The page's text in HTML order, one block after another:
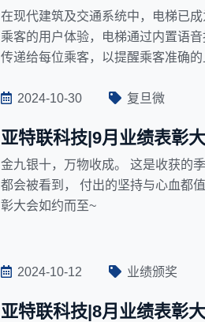
在现代建筑及交通系统中，电梯已
乘客的用户体验，电梯通过内置语
传递给每位乘客，以提醒乘客准确的
2024-10-30 复旦微
亚特联科技|9月业绩表彰
金九银十，万物收成。 这是收获的
都会被看到， 付出的坚持与心血都
彰大会如约而至~
2024-10-12 业绩颁奖
亚特联科技|8月业绩表彰